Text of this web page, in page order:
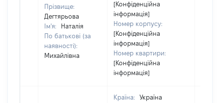
Прізвище:
Дегтярьова
Ім'я:
Наталія
По батькові (за
наявності):
Михайлівна
[Конфіденційна
інформація]
Номер корпусу:
[Конфіденційна
інформація]
Номер квартири:
[Конфіденційна
інформація]
Країна:
Україна